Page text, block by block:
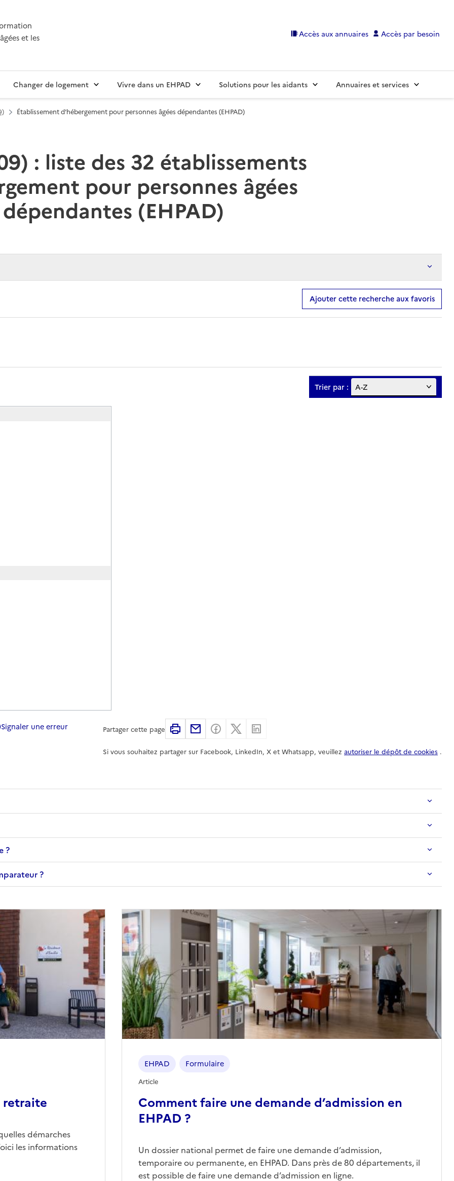
et les
Accès aux annuaires Accès par besoin
Changer de logement Vivre dans un EHPAD Solutions pour les aidants Annuaires et services
Établissement d'hébergement pour personnes âgées dépendantes (EHPAD)
: liste des 32 établissements
pour personnes âgées
dépendantes (EHPAD)
Ajouter cette recherche aux favoris
Trier par :
Signaler une erreur Partager cette page ImprimerPartager par email
Partager sur Facebook
Partager sur X
Si vous souhaitez partager sur Facebook, LinkedIn, X et Whatsapp, veuillez autoriser le dépôt de cookies .
?
?
retraite
démarches
les informations
Comment faire une demande d’admission en
EHPAD ?
EHPAD Formulaire
Article
Un dossier national permet de faire une demande d’admission,
temporaire ou permanente, en EHPAD. Dans près de 80 départements, il
est possible de faire une demande d’admission en ligne.